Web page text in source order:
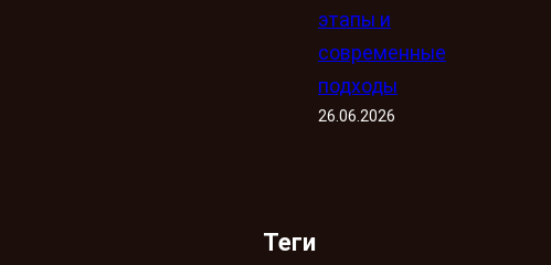
этапы и
современные
подходы
26.06.2026
Теги